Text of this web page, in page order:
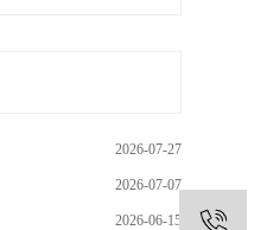
2026-07-27
2026-07-07
2026-06-15